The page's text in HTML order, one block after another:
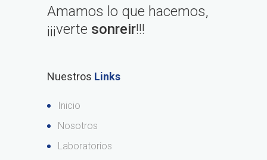
Amamos lo que hacemos,
¡¡¡verte sonreir!!!
Nuestros Links
Inicio
Nosotros
Laboratorios